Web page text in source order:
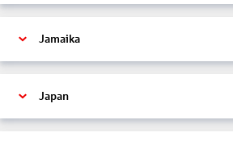
Jamaika
Japan